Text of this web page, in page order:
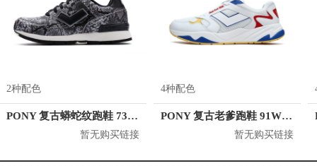
2种配色
PONY 复古蟒蛇纹跑鞋 73W1SO05
暂无购买链接
4种配色
PONY 复古老爹跑鞋 91W1MD02
暂无购买链接